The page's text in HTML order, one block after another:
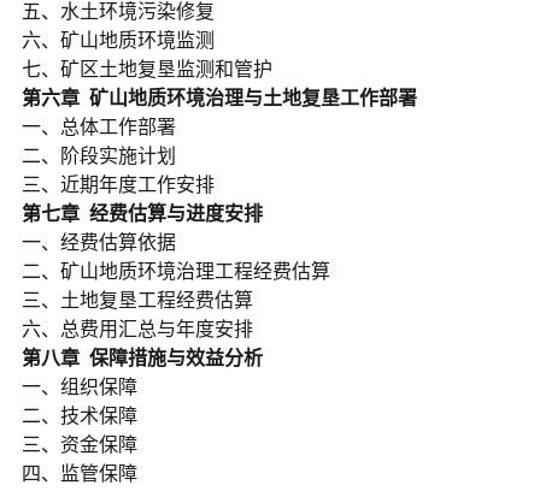
五、水土环境污染修复
六、矿山地质环境监测
七、矿区土地复垦监测和管护
第六章 矿山地质环境治理与土地复垦工作部署
一、总体工作部署
二、阶段实施计划
三、近期年度工作安排
第七章 经费估算与进度安排
一、经费估算依据
二、矿山地质环境治理工程经费估算
三、土地复垦工程经费估算
六、总费用汇总与年度安排
第八章 保障措施与效益分析
一、组织保障
二、技术保障
三、资金保障
四、监管保障